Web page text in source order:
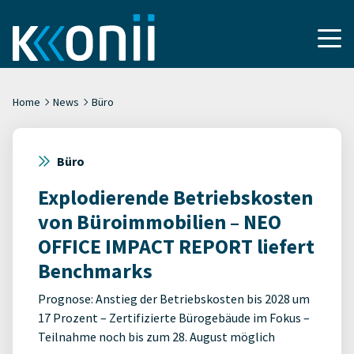
Home News Büro
Büro
Explodierende Betriebskosten
von Büroimmobilien – NEO
OFFICE IMPACT REPORT liefert
Benchmarks
Prognose: Anstieg der Betriebskosten bis 2028 um
17 Prozent – Zertifizierte Bürogebäude im Fokus –
Teilnahme noch bis zum 28. August möglich